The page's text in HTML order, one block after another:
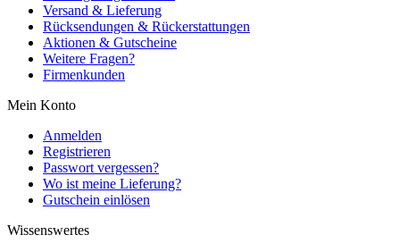
Versand & Lieferung
Rücksendungen & Rückerstattungen
Aktionen & Gutscheine
Weitere Fragen?
Firmenkunden
Mein Konto
Anmelden
Registrieren
Passwort vergessen?
Wo ist meine Lieferung?
Gutschein einlösen
Wissenswertes